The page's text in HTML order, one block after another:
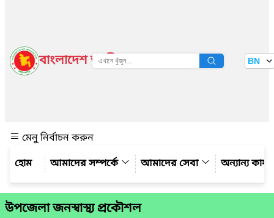
বাংলাদেশ জাতীয় তথ্য বাতায়ন BN
মেনু নির্বাচন করুন
আমাদের সম্পর্কে
আমাদের সেবা অন্যান্য
উপজেলা জনস্বাস্থ্য প্রকৌশল